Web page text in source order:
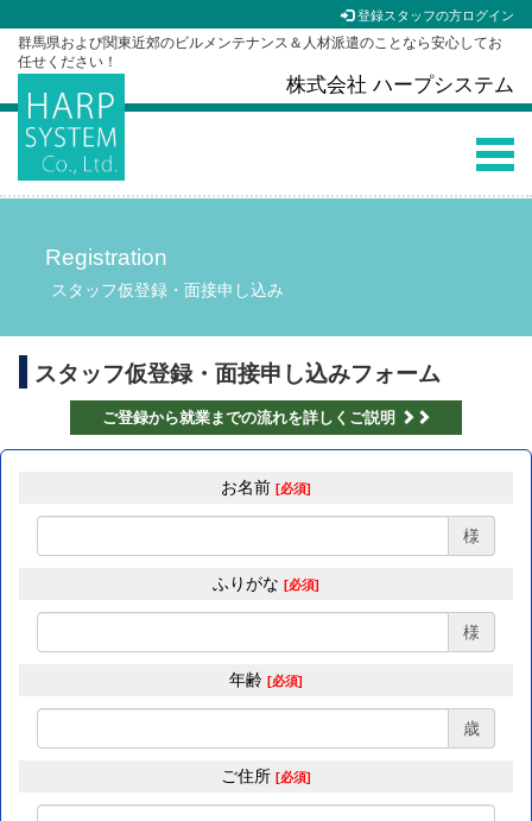
登録スタッフの方ログイン
群馬県および関東近郊のビルメンテナンス＆人材派遣のことなら安心してお
任せください！
株式会社 ハープシステム
Registration
スタッフ仮登録・面接申し込み
スタッフ仮登録・面接申し込みフォーム
ご登録から就業までの流れを詳しくご説明
お名前 [必須]
様
ふりがな [必須]
様
年齢 [必須]
歳
ご住所 [必須]